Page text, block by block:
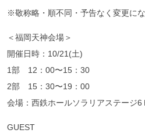
※敬称略・順不同・予告なく変更にな
＜福岡天神会場＞
開催⽇時：10/21(⼟)
1部 12：00〜15：30
2部 15：30〜19：00
会場：⻄鉄ホールソラリアステージ6
GUEST